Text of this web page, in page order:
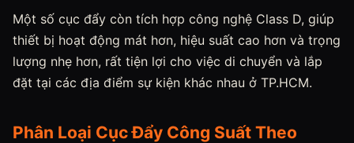
Một số cục đẩy còn tích hợp công nghệ Class D, giúp
thiết bị hoạt động mát hơn, hiệu suất cao hơn và trọng
lượng nhẹ hơn, rất tiện lợi cho việc di chuyển và lắp
đặt tại các địa điểm sự kiện khác nhau ở TP.HCM.
Phân Loại Cục Đẩy Công Suất Theo